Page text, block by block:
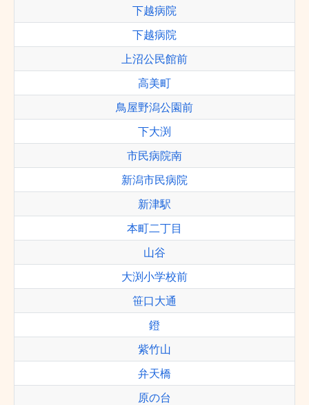
下越病院
下越病院
上沼公民館前
高美町
鳥屋野潟公園前
下大渕
市民病院南
新潟市民病院
新津駅
本町二丁目
山谷
大渕小学校前
笹口大通
鐙
紫竹山
弁天橋
原の台